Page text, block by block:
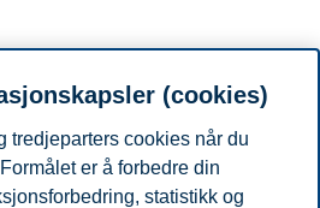
TilgjengelighetserklæringDisclaimer
(cookies)
tredjeparters cookies når du
er å forbedre din
statistikk og